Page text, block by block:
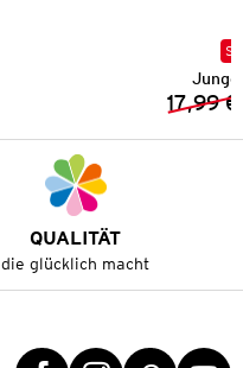
17,99 €
QUALITÄT
die glücklich macht